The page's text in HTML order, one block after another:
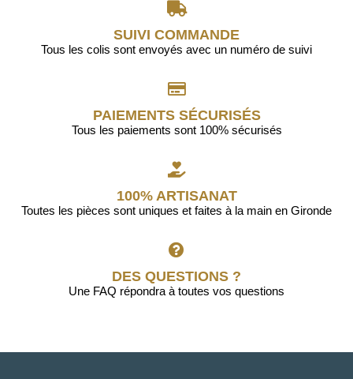
SUIVI COMMANDE
Tous les colis sont envoyés avec un numéro de suivi
PAIEMENTS SÉCURISÉS
Tous les paiements sont 100% sécurisés
100% ARTISANAT
Toutes les pièces sont uniques et faites à la main en Gironde
DES QUESTIONS ?
Une FAQ répondra à toutes vos questions